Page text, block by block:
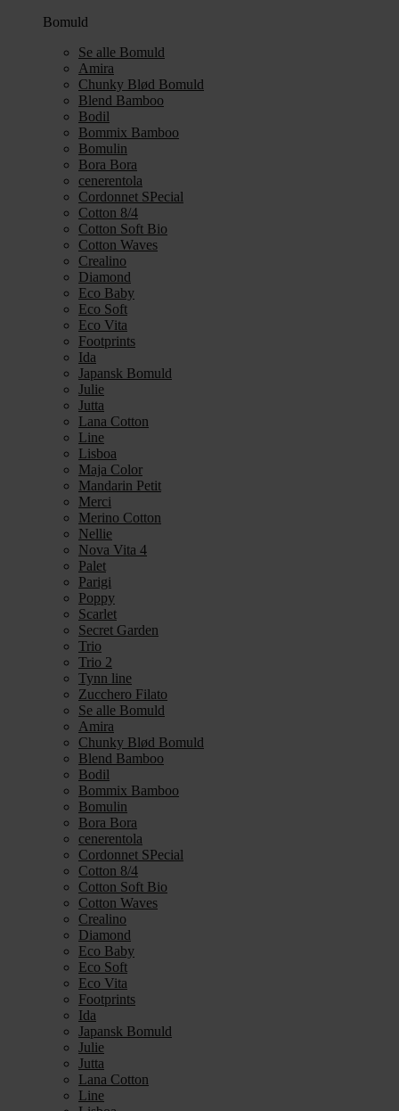
Bomuld
Se alle Bomuld
Amira
Chunky Blød Bomuld
Blend Bamboo
Bodil
Bommix Bamboo
Bomulin
Bora Bora
cenerentola
Cordonnet SPecial
Cotton 8/4
Cotton Soft Bio
Cotton Waves
Crealino
Diamond
Eco Baby
Eco Soft
Eco Vita
Footprints
Ida
Japansk Bomuld
Julie
Jutta
Lana Cotton
Line
Lisboa
Maja Color
Mandarin Petit
Merci
Merino Cotton
Nellie
Nova Vita 4
Palet
Parigi
Poppy
Scarlet
Secret Garden
Trio
Trio 2
Tynn line
Zucchero Filato
Se alle Bomuld
Amira
Chunky Blød Bomuld
Blend Bamboo
Bodil
Bommix Bamboo
Bomulin
Bora Bora
cenerentola
Cordonnet SPecial
Cotton 8/4
Cotton Soft Bio
Cotton Waves
Crealino
Diamond
Eco Baby
Eco Soft
Eco Vita
Footprints
Ida
Japansk Bomuld
Julie
Jutta
Lana Cotton
Line